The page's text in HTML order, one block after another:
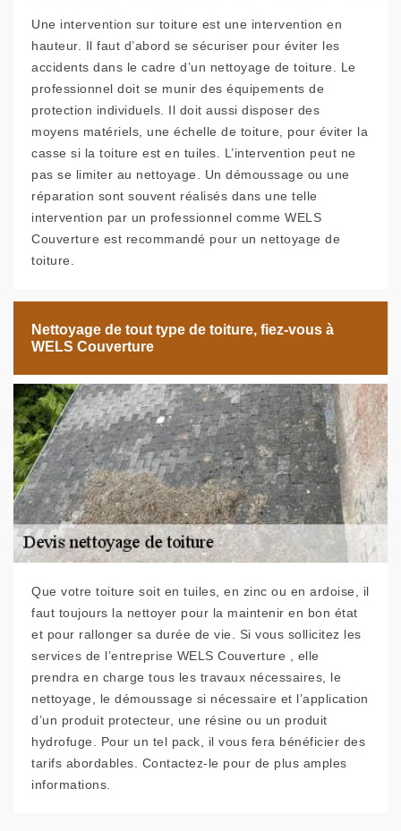
Une intervention sur toiture est une intervention en
hauteur. Il faut d’abord se sécuriser pour éviter les
accidents dans le cadre d’un nettoyage de toiture. Le
professionnel doit se munir des équipements de
protection individuels. Il doit aussi disposer des
moyens matériels, une échelle de toiture, pour éviter la
casse si la toiture est en tuiles. L’intervention peut ne
pas se limiter au nettoyage. Un démoussage ou une
réparation sont souvent réalisés dans une telle
intervention par un professionnel comme WELS
Couverture est recommandé pour un nettoyage de
toiture.
Nettoyage de tout type de toiture, fiez-vous à
WELS Couverture
Que votre toiture soit en tuiles, en zinc ou en ardoise, il
faut toujours la nettoyer pour la maintenir en bon état
et pour rallonger sa durée de vie. Si vous sollicitez les
services de l’entreprise WELS Couverture , elle
prendra en charge tous les travaux nécessaires, le
nettoyage, le démoussage si nécessaire et l’application
d’un produit protecteur, une résine ou un produit
hydrofuge. Pour un tel pack, il vous fera bénéficier des
tarifs abordables. Contactez-le pour de plus amples
informations.